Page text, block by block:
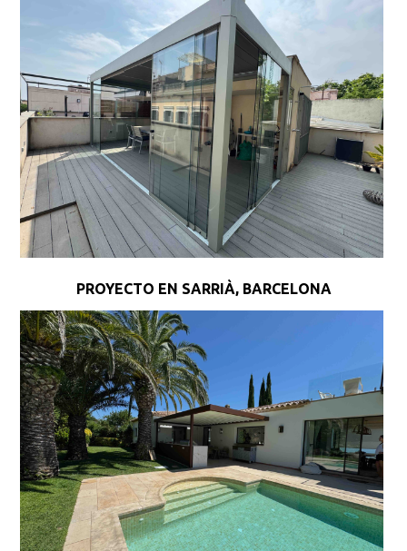
PROYECTO EN SARRIÀ, BARCELONA